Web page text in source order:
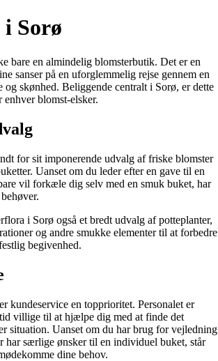
Sorø
bare en almindelig blomsterbutik. Det er en
sanser på en uforglemmelig rejse gennem en
og skønhed. Beliggende centralt i Sorø, er dette
enhver blomst-elsker.
for sit imponerende udvalg af friske blomster
Uanset om du leder efter en gave til en
vil forkæle dig selv med en smuk buket, har
i Sorø også et bredt udvalg af potteplanter,
og andre smukke elementer til at forbedre
begivenhed.
kundeservice en topprioritet. Personalet er
villige til at hjælpe dig med at finde det
situation. Uanset om du har brug for vejledning
har særlige ønsker til en individuel buket, står
dine behov.